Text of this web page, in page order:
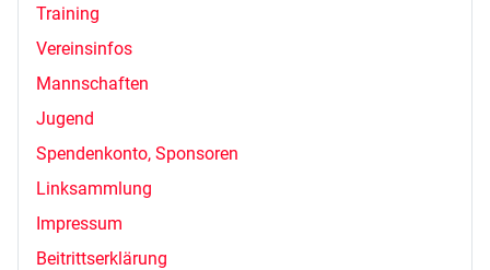
Training
Vereinsinfos
Mannschaften
Jugend
Spendenkonto, Sponsoren
Linksammlung
Impressum
Beitrittserklärung